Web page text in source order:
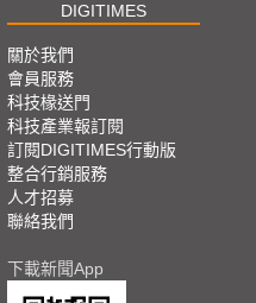
DIGITIMES
關於我們
會員服務
科技椽送門
科技產業報訂閱
訂閱DIGITIMES行動版
整合行銷服務
人才招募
聯絡我們
下載新聞App